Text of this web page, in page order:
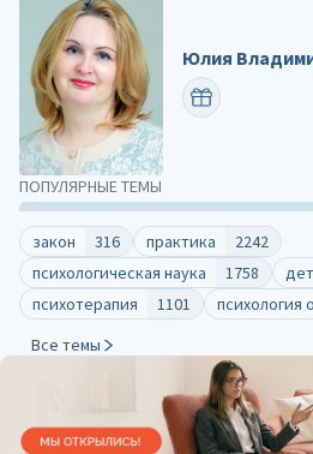
ПОПУЛЯРНЫЕ ТЕМЫ
закон 316 практика
2242
психологическая наука
1758
психотерапия
1101 психология
Все темы
Юлия
ПОЗДРАВИТЬ